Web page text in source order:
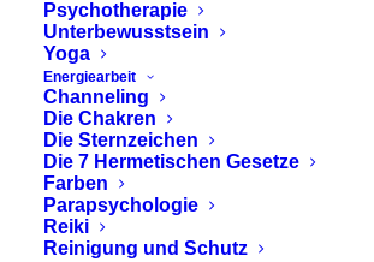
Psychotherapie
Unterbewusstsein
Yoga
Energiearbeit
Channeling
Die Chakren
Die Sternzeichen
Die 7 Hermetischen Gesetze
Farben
Parapsychologie
Reiki
Reinigung und Schutz
innovative